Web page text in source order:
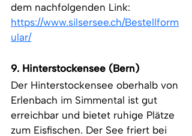
dem nachfolgenden Link:
https://www.silsersee.ch/Bestellform
ular/
9. Hinterstockensee (Bern)
Der Hinterstockensee oberhalb von
Erlenbach im Simmental ist gut
erreichbar und bietet ruhige Plätze
zum Eisfischen. Der See friert bei